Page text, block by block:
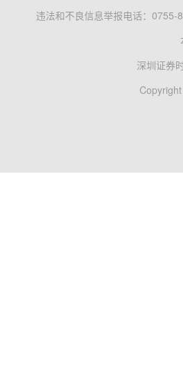
违法和不良信息举报电话：0755-
深圳证券